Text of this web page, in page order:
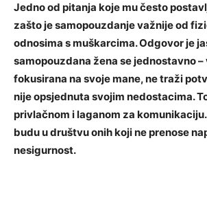
Jedno od pitanja koje mu često
zašto je samopouzdanje važnije od
odnosima s muškarcima. Odgovor je
samopouzdana žena se jednostavno –
fokusirana na svoje mane, ne traži
nije opsjednuta svojim nedostacima.
privlačnom i laganom za
budu u društvu onih koji ne prenose
nesigurnost.